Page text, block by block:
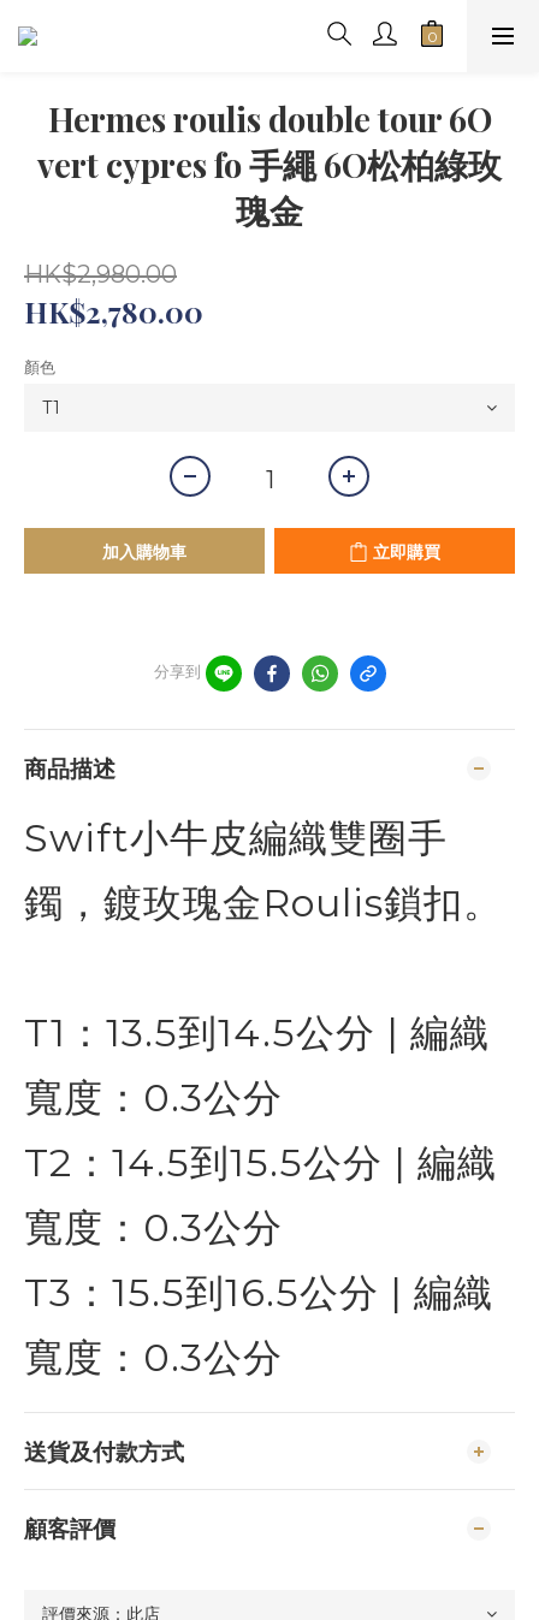
Hermes roulis double tour 6O
vert cypres fo 手繩 6O松柏綠玫
瑰金
HK$2,980.00
HK$2,780.00
顏色
加入購物車 立即購買
分享到
商品描述
Swift小牛皮編織雙圈手
鐲，鍍玫瑰金Roulis鎖扣。
T1：13.5到14.5公分 | 編織
寬度：0.3公分
T2：14.5到15.5公分 | 編織
寬度：0.3公分
T3：15.5到16.5公分 | 編織
寬度：0.3公分
送貨及付款方式
顧客評價